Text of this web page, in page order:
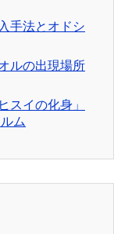
手法とオドシ
ルの出現場所
スイの化身」
ム